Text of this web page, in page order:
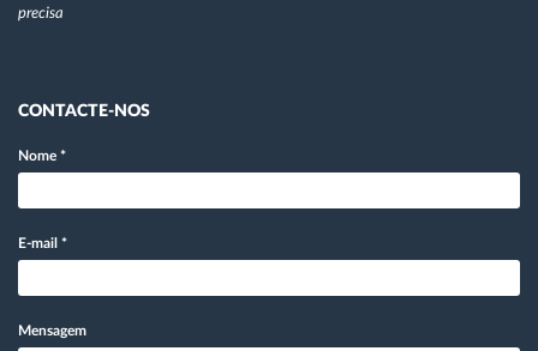
precisa
CONTACTE-NOS
Nome *
E-mail *
Mensagem